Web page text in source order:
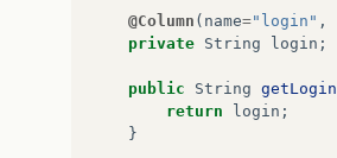
this
value
}
public
id
}
@Column ( name="login" ,
private String login ;
public String getLogin
return
login ;
}